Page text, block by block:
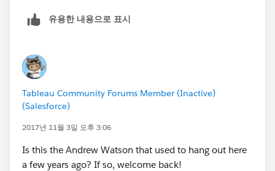
유용한 내용으로 표시
Tableau Community Forums Member (Inactive)
(Salesforce)
2017년 11월 3일 오후 3:06
Is this the Andrew Watson that used to hang out here
a few years ago? If so, welcome back!